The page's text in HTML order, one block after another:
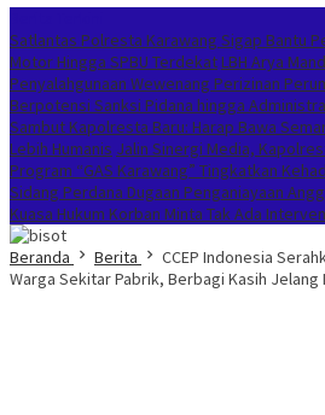
Satlantas Polresta Karawang Sigap Bantu
Motor Hingga SPBU Terdekat LBH Arya
Penyalahgunaan Wewenang Perizinan
Berpotensi Sanksi Pidana hingga
Sambut Kapolresta Baru: Harap Bawa
Lebih Humanis Jalin Sinergi Media,
Program “GAS Karawang” Tingkatkan
Sidang Perdana Dugaan Penganiayaan
Kuasa Hukum Korban Minta Tak Ada
Beranda
Berita
CCEP Indonesia
Warga Sekitar Pabrik, Berbagi Kasih Jelang